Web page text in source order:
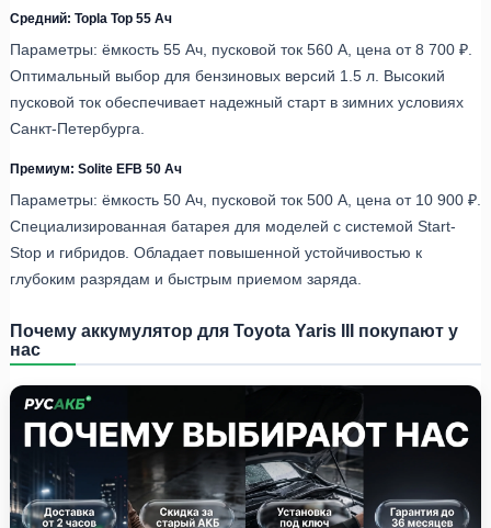
Средний: Topla Top 55 Ач
Параметры: ёмкость 55 Ач, пусковой ток 560 А, цена от 8 700 ₽.
Оптимальный выбор для бензиновых версий 1.5 л. Высокий
пусковой ток обеспечивает надежный старт в зимних условиях
Санкт-Петербурга.
Премиум: Solite EFB 50 Ач
Параметры: ёмкость 50 Ач, пусковой ток 500 А, цена от 10 900 ₽.
Специализированная батарея для моделей с системой Start-
Stop и гибридов. Обладает повышенной устойчивостью к
глубоким разрядам и быстрым приемом заряда.
Почему аккумулятор для Toyota Yaris III покупают у
нас